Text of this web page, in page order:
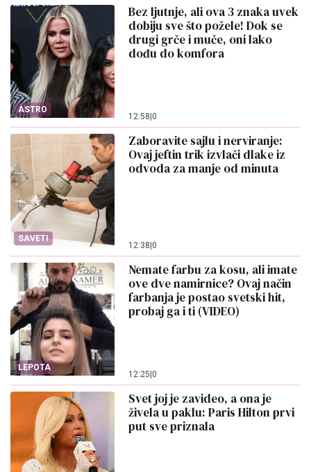
ASTRO
Bez ljutnje, ali ova 3 znaka uvek
dobiju sve što požele! Dok se
drugi grče i muče, oni lako
dođu do komfora
12:58 0
SAVETI
Zaboravite sajlu i nerviranje:
Ovaj jeftin trik izvlači dlake iz
odvoda za manje od minuta
12:38 0
LEPOTA
Nemate farbu za kosu, ali imate
ove dve namirnice? Ovaj način
farbanja je postao svetski hit,
probaj ga i ti (VIDEO)
12:25 0
Svet joj je zavideo, a ona je
živela u paklu: Paris Hilton prvi
put sve priznala